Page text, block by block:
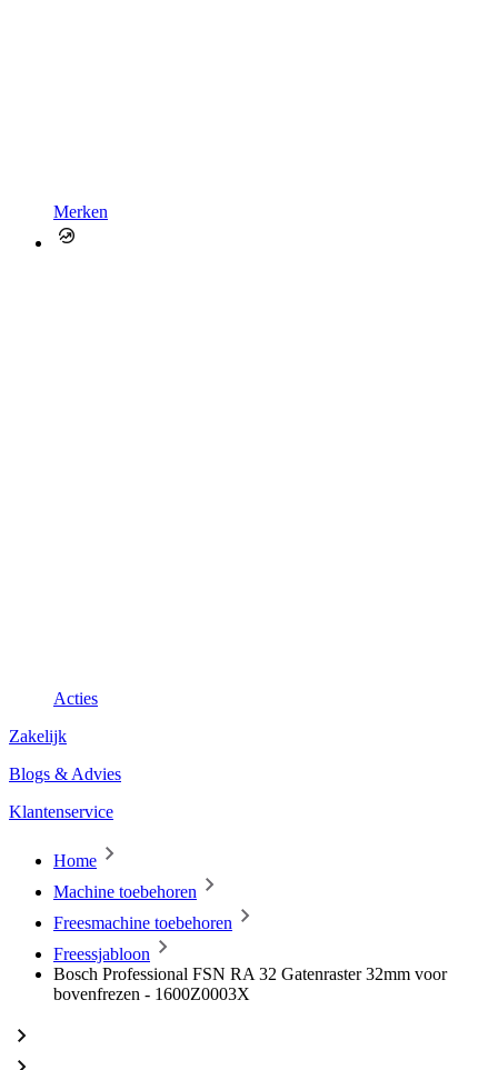
Merken
Acties
Zakelijk
Blogs & Advies
Klantenservice
Home
Machine toebehoren
Freesmachine toebehoren
Freessjabloon
Bosch Professional FSN RA 32 Gatenraster 32mm voor
bovenfrezen - 1600Z0003X